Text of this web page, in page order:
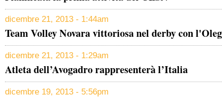
dicembre 21, 2013 - 1:44am
Team Volley Novara vittoriosa nel derby con
dicembre 21, 2013 - 1:29am
Atleta dell’Avogadro rappresenterà l’Italia
dicembre 19, 2013 - 5:56pm